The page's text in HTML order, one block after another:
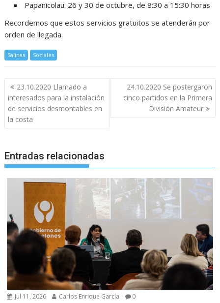
Papanicolau: 26 y 30 de octubre, de 8:30 a 15:30 horas
Recordemos que estos servicios gratuitos se atenderán por
orden de llegada.
Salinas Sociales
Navegación
de
entradas
23.10.2020 Llamado a
interesados para la instalación
de servicios desmontables en
la costa
24.10.2020 Se postergaron
cinco partidos en la Primera
División Amateur
Entradas relacionadas
Jul 11, 2026 Carlos Enrique García 0